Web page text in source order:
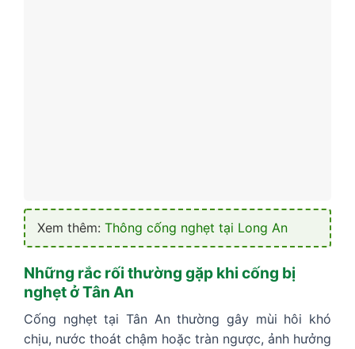
Xem thêm: Thông cống nghẹt tại Long An
Những rắc rối thường gặp khi cống bị
nghẹt ở Tân An
Cống nghẹt tại Tân An thường gây mùi hôi khó
chịu, nước thoát chậm hoặc tràn ngược, ảnh hưởng